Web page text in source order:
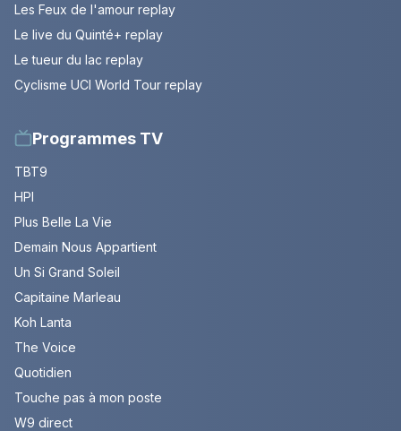
Les Feux de l'amour replay
Le live du Quinté+ replay
Le tueur du lac replay
Cyclisme UCI World Tour replay
Programmes TV
TBT9
HPI
Plus Belle La Vie
Demain Nous Appartient
Un Si Grand Soleil
Capitaine Marleau
Koh Lanta
The Voice
Quotidien
Touche pas à mon poste
W9 direct